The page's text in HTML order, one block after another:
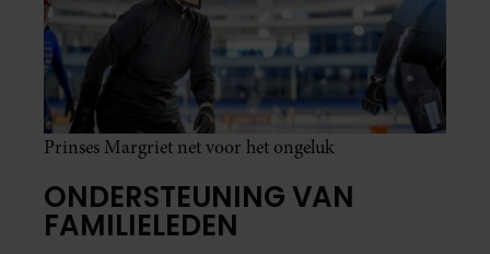
Prinses Margriet net voor het ongeluk
ONDERSTEUNING VAN
FAMILIELEDEN